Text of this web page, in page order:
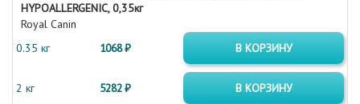
HYPOALLERGENIC, 0,35кг
Royal Canin
0.35 кг
1068 ₽ В КОРЗИНУ
2 кг 5282 ₽ В КОРЗИНУ